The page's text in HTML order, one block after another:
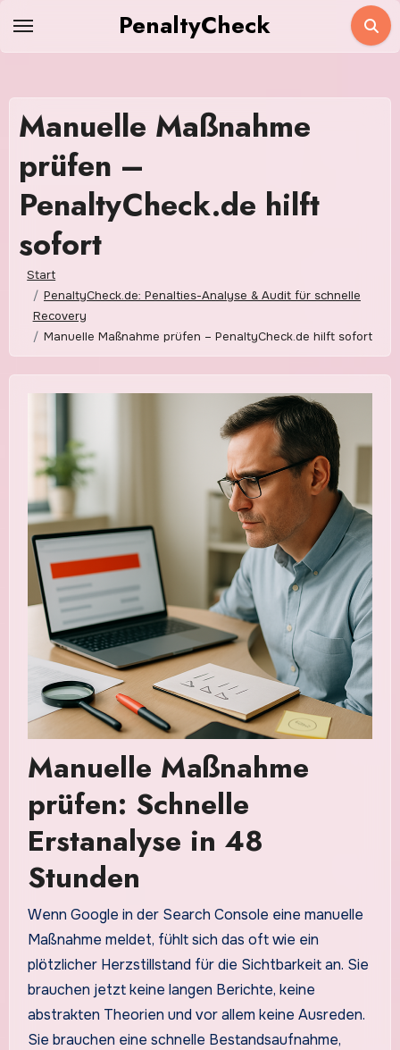
Inhalt
PenaltyCheck
Manuelle Maßnahme
prüfen –
PenaltyCheck.de hilft
sofort
Start
PenaltyCheck.de: Penalties-Analyse & Audit für schnelle
Recovery
Manuelle Maßnahme prüfen – PenaltyCheck.de hilft sofort
Manuelle Maßnahme
prüfen: Schnelle
Erstanalyse in 48
Stunden
Wenn Google in der Search Console eine manuelle
Maßnahme meldet, fühlt sich das oft wie ein
plötzlicher Herzstillstand für die Sichtbarkeit an. Sie
brauchen jetzt keine langen Berichte, keine
abstrakten Theorien und vor allem keine Ausreden.
Sie brauchen eine schnelle Bestandsaufnahme,